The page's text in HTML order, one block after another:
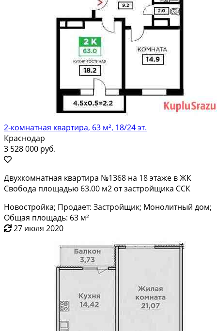
2-комнатная квартира, 63 м², 18/24 эт.
Краснодар
3 528 000 руб.
Двухкомнатная квартира №1368 на 18 этаже в ЖК
Свобода площадью 63.00 м2 от застройщика ССК
Новостройка; Продает: Застройщик; Монолитный дом;
Общая площадь: 63 м²
27 июля 2020